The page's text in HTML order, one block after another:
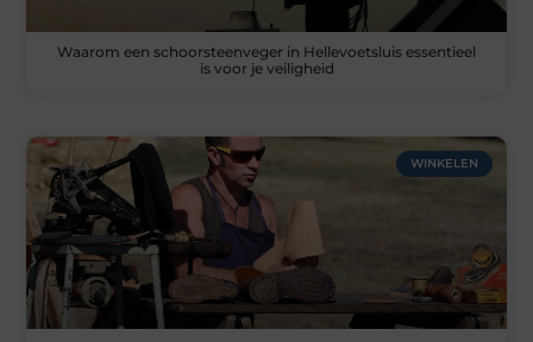
Waarom een schoorsteenveger in Hellevoetsluis essentieel
is voor je veiligheid
WINKELEN